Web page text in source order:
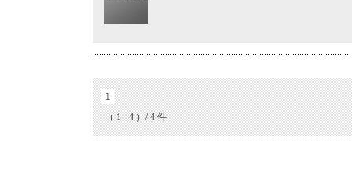
1
（ 1 - 4 ）/ 4 件